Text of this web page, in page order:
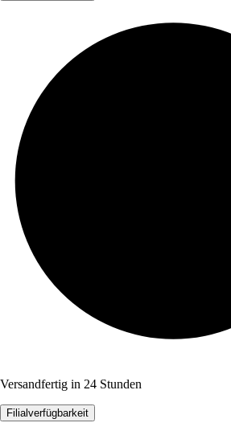
Versandfertig in 24 Stunden
Filialverfügbarkeit